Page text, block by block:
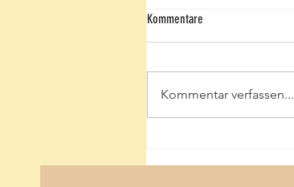
Kommentare
Kommentar verfassen...